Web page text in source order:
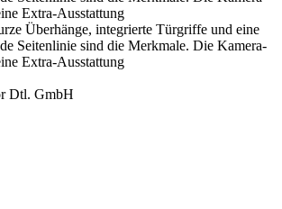
Überhänge, integrierte Türgriffe und eine
Seitenlinie sind die Merkmale. Die Kamera-
Extra-Ausstattung
Dtl. GmbH